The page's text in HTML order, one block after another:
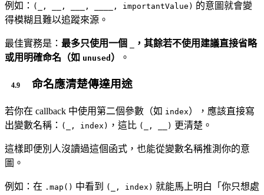
例如： (_, __, ___, ____, importantValue) 的意圖就會變
得模糊且難以追蹤來源。
最佳實務是： 最多只使用一個
，其餘若不使用建議直接省略
或用明確命名（如 unused ） 。
命名應清楚傳達用途
若你在 callback 中使用第二個參數（如 index），應該直接寫
出變數名稱： (_, index) ，這比 (_, __) 更清楚。
這樣即便別人沒讀過這個函式，也能從變數名稱推測你的意
圖。
例如：在 .map() 中看到 (_, index) 就能馬上明白「你只想處